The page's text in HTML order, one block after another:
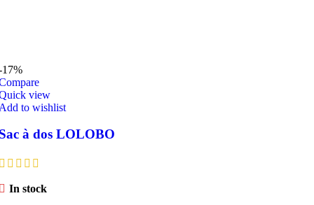
17%
view
to wishlist
à dos LOLOBO
In stock